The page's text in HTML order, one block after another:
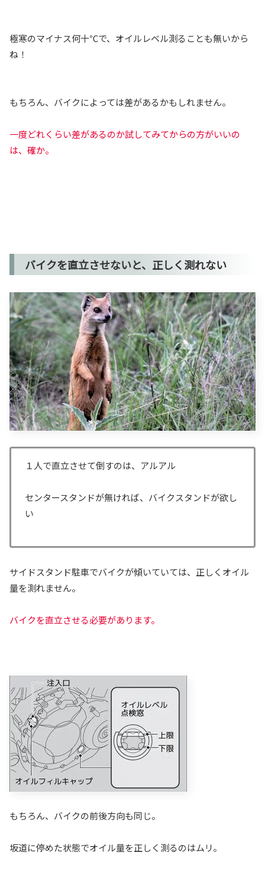
極寒のマイナス何十℃で、オイルレベル測ることも無いから
ね！
もちろん、バイクによっては差があるかもしれません。
一度どれくらい差があるのか試してみてからの方がいいの
は、確か。
バイクを直立させないと、正しく測れない
１人で直立させて倒すのは、アルアル
センタースタンドが無ければ、バイクスタンドが欲し
い
サイドスタンド駐車でバイクが傾いていては、正しくオイル
量を測れません。
バイクを直立させる必要があります。
もちろん、バイクの前後方向も同じ。
坂道に停めた状態でオイル量を正しく測るのはムリ。